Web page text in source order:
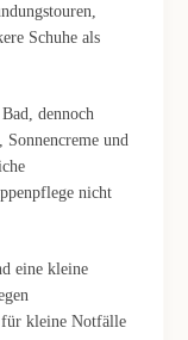
Schuhe als
dennoch
Sonnencreme und
nicht
eine kleine
kleine Notfälle